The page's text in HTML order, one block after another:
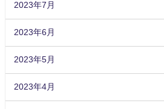
2023年7月
2023年6月
2023年5月
2023年4月